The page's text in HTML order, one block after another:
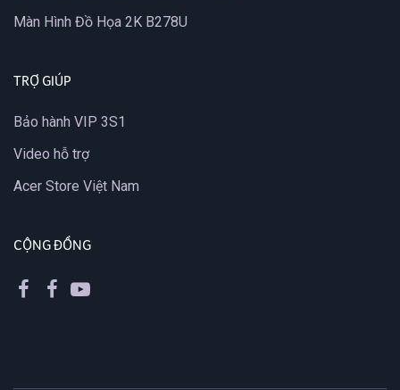
Màn Hình Đồ Họa 2K B278U
TRỢ GIÚP
Bảo hành VIP 3S1
Video hỗ trợ
Acer Store Việt Nam
CỘNG ĐỒNG